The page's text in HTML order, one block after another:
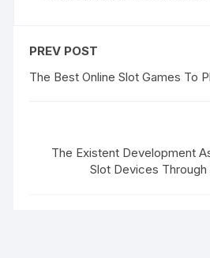
PREV POST
The Best Online Slot Games To
The Existent Development
Slot Devices